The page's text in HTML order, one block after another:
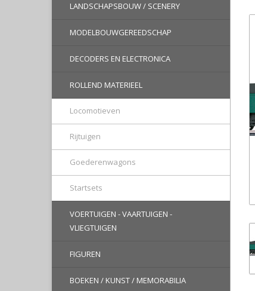
LANDSCHAPSBOUW / SCENERY
MODELBOUWGEREEDSCHAP
DECODERS EN ELECTRONICA
ROLLEND MATERIEEL
Locomotieven
Rijtuigen
Goederenwagons
Startsets
VOERTUIGEN - VAARTUIGEN -
VLIEGTUIGEN
FIGUREN
BOEKEN / KUNST / MEMORABILIA